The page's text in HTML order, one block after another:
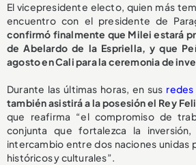
El vicepresidente electo, quien más
encuentro con el presidente de
confirmó finalmente que Milei estará
de Abelardo de la Espriella, y que
agosto en Cali para la ceremonia de
Durante las últimas horas, en sus redes
también asistirá a la posesión el Rey
que reafirma “el compromiso de
conjunta que fortalezca la
intercambio entre dos naciones unidas
históricos y culturales”.